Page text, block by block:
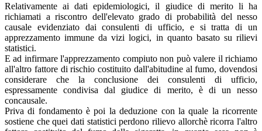
Relativamente ai dati epidemiologici, il giudice di merito li ha
richiamati a riscontro dell'elevato grado di probabilità del nesso
causale evidenziato dai consulenti di ufficio, e si tratta di un
apprezzamento immune da vizi logici, in quanto basato su rilievi
statistici.
E ad infirmare l'apprezzamento compiuto non può valere il richiamo
all'altro fattore di rischio costituito dall'abitudine al fumo, dovendosi
considerare che la conclusione dei consulenti di ufficio,
espressamente condivisa dal giudice di merito, è di un nesso
concausale.
Priva di fondamento è poi la deduzione con la quale la ricorrente
sostiene che quei dati statistici perdono rilievo allorchè ricorra l'altro